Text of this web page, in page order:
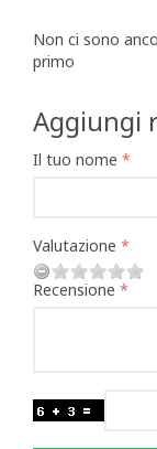
Non ci sono
primo
Aggiungi
Il tuo nome
Valutazione
Recensione